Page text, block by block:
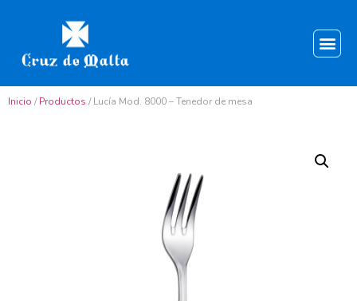
Inicio /Productos / Lucía Mod. 8000 – Tenedor de mesa